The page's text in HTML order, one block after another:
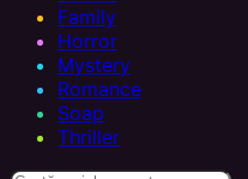
Family
Horror
Mystery
Romance
Soap
Thriller